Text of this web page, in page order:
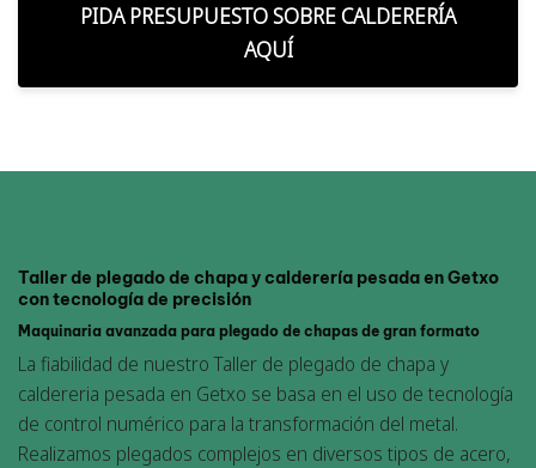
PIDA PRESUPUESTO SOBRE CALDERERÍA
AQUÍ
Taller de plegado de chapa y calderería pesada en Getxo
con tecnología de precisión
Maquinaria avanzada para plegado de chapas de gran formato
La fiabilidad de nuestroTaller de plegado de chapa y
caldereria pesada en Getxo se basa en el uso de tecnología
de control numérico para la transformación del metal.
Realizamos plegados complejos en diversos tipos de acero,